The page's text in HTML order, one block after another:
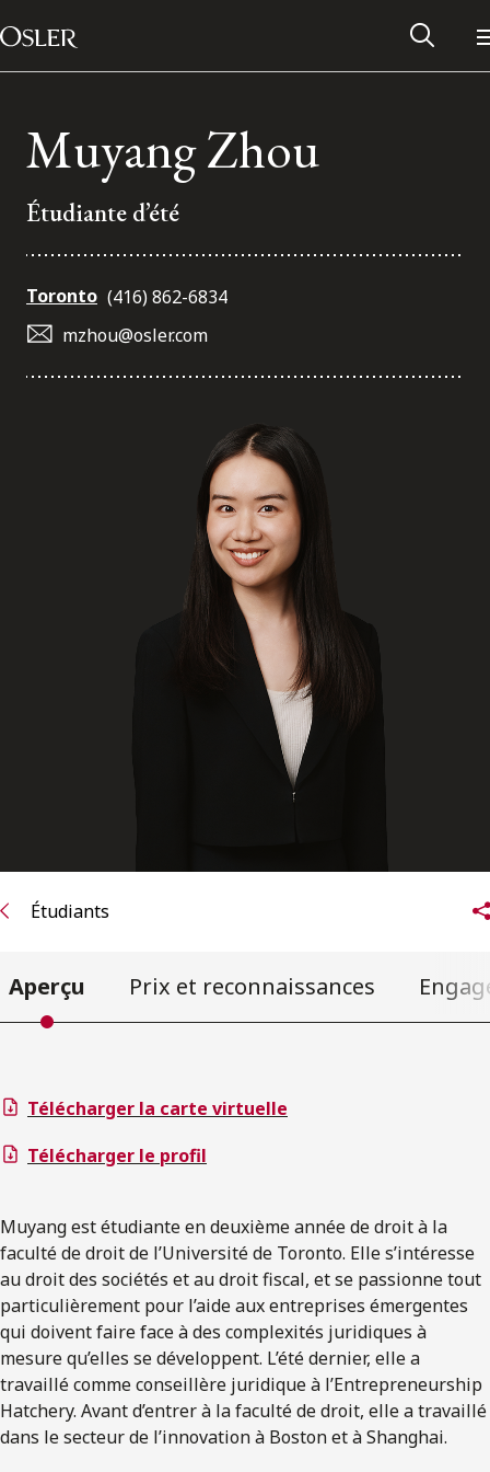
Passer au contenu
Main Navigation
S’abonner aux articles Osler
Muyang Zhou
Étudiante d’été
Toronto (416) 862-6834
mzhou@osler.com
Étudiants
Aperçu Prix et reconnaissances
Télécharger la carte virtuelle
Télécharger le profil
Muyang est étudiante en deuxième année de droit à la
faculté de droit de l’Université de Toronto. Elle s’intéresse
au droit des sociétés et au droit fiscal, et se passionne tout
particulièrement pour l’aide aux entreprises émergentes
qui doivent faire face à des complexités juridiques à
mesure qu’elles se développent. L’été dernier, elle a
travaillé comme conseillère juridique à l’Entrepreneurship
Hatchery. Avant d’entrer à la faculté de droit, elle a travaillé
dans le secteur de l’innovation à Boston et à Shanghai.